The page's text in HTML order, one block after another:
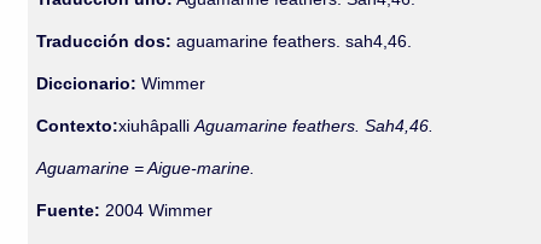
Traducción dos: aguamarine feathers. sah4,46.
Diccionario:Wimmer
Contexto:xiuhâpalliAguamarine feathers. Sah4,46.
Aguamarine = Aigue-marine.
Fuente: 2004 Wimmer